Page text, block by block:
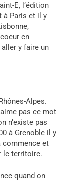
E, l’édition
à Paris et il y
en
aller y faire un
Alpes.
pas ce mot
n’existe pas
à Grenoble il y
commence et
le territoire.
quand on